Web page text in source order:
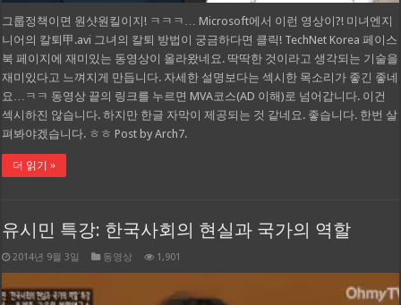
그룹정책이면 원샷원킬이지! ㅋㅋㅋ… Microsoft에서 이런 영상이?! 미녀엔지
니어의 칼퇴甲.avi 그녀의 칼퇴 방법이 궁금하다면 클릭! TechNet Korea 페이스
북 페이지에 재미있는 동영상이 올라왔네요. 딱딱한 것이라고 생각되는 기술을
재미있다고 느껴지게 만듭니다. 자세한 설명보다는 섹시한 목소리가 좋긴 좋네
요…ㅋㅋ 동영상 끝의 링크를 누르면 MVA코스(AD 이해)로 넘어갑니다. 이건
섹시하진 않습니다. 하지만 한글 자막이 제공되는 것 같네요. 좋습니다. 한번 살
펴봐야겠습니다. ㅎㅎ Post by Arch7.
더 읽기 »
유시민 특강: 한국사회의 현실과 국가의 역할
2014년 9월 3일 동영상 1,901